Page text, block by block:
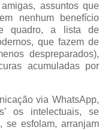
assuntos que
nenhum benefício
quadro, a lista de
que fazem de
despreparados),
acumuladas por
via WhatsApp,
os intelectuais, se
se esfolam, arranjam